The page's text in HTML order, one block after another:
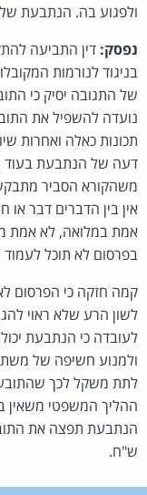
ולפגוע בה. הנתבעת
נפסק: דין התביעה
בניגוד לנורמות
של התגובה יסיק כי
נועדה להשפיל את
תכונות כאלה ואחרות
דעה של הנתבעת בעוד
משהקורא הסביר
אין בין הדברים דבר
אמת במלואה, לא אמת
בפרסום לא תוכל
קמה חזקה כי הפרסום
לשון הרע שלא ראוי
לעובדה כי הנתבעת
ולמנוע חשיפה של
לתת משקל לכך
ההליך המשפטי משאין
ש"ח.